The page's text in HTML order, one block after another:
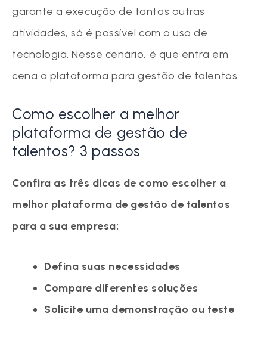
garante a execução de tantas outras
atividades, só é possível com o uso de
tecnologia. Nesse cenário, é que entra em
cena a plataforma para gestão de talentos.
Como escolher a melhor
plataforma de gestão de
talentos? 3 passos
Confira as três dicas de como escolher a
melhor plataforma de gestão de talentos
para a sua empresa:
Defina suas necessidades
Compare diferentes soluções
Solicite uma demonstração ou teste